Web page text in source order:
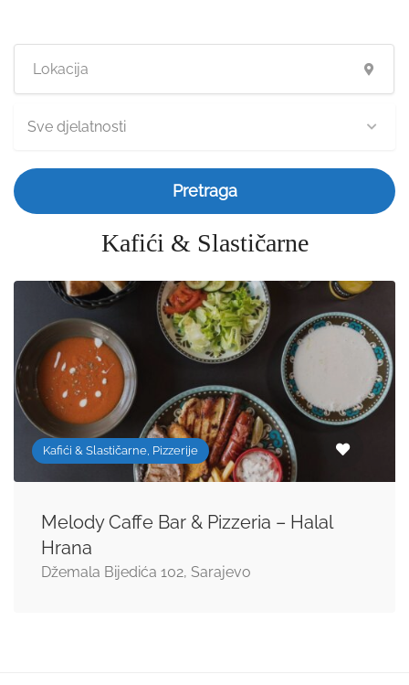
Sve djelatnosti
Pretraga
Kafići & Slastičarne
Kafići & Slastičarne, Pizzerije
Melody Caffe Bar & Pizzeria – Halal
Hrana
Džemala Bijedića 102, Sarajevo